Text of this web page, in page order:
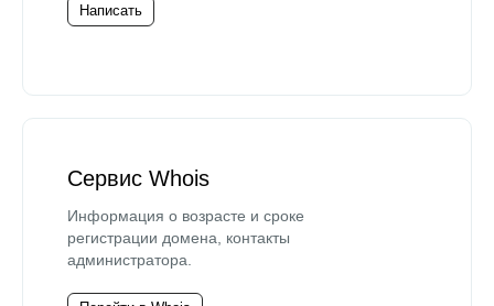
Написать
Сервис Whois
Информация о возрасте и сроке
регистрации домена, контакты
администратора.